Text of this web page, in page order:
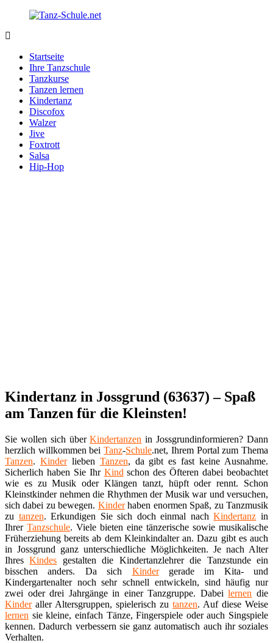
Zurück
Inhalt
Schule.net
Tanzschule
Internet
Startseite
Ihre Tanzschule
Tanzkurse
Tanzen lernen
Kindertanz
Discofox
Walzer
Jive
Foxtrott
Salsa
Hip-Hop
Kindertanz in Jossgrund (63637) – Spaß
am Tanzen für die Kleinsten!
Sie wollen sich überKindertanzen in Jossgrundinformieren? Dann
herzlich willkommen beiTanz-Schule.net, Ihrem Portal zum Thema
Tanzen. Kinderlieben Tanzen, da gibt es fast keine Ausnahme.
Sicherlich haben Sie Ihr Kind schon des Öfteren dabei beobachtet
wie es zu Musik oder Klängen tanzt, hüpft oder rennt. Schon
Kleinstkinder nehmen die Rhythmen der Musik war und versuchen,
sich dabei zu bewegen. Kinderhaben enormen Spaß, zu Tanzmusik
zu tanzen. Erkundigen Sie sich doch einmal nachKindertanz in
Ihrer Tanzschule. Viele bieten eine tänzerische sowie musikalische
Früherziehung bereits ab dem Kleinkindalter an. Dazu gibt es auch
in Jossgrund ganz unterschiedliche Möglichkeiten. Je nach Alter
IhresKindes gestalten die Kindertanzlehrer die Tanzstunde ein
bisschen anders. Da sich Kindergerade im Kita- und
Kindergartenalter noch sehr schnell entwickeln, sind häufig nur
zwei oder drei Jahrgänge in einer Tanzgruppe. Dabeilernen die
Kinderaller Altersgruppen, spielerisch zu tanzen. Auf diese Weise
lernen sie kleine, einfach Tänze, Fingerspiele oder auch Singspiele
kennen. Dadurch verbessern sie ganz automatisch auch ihr soziales
Verhalten.